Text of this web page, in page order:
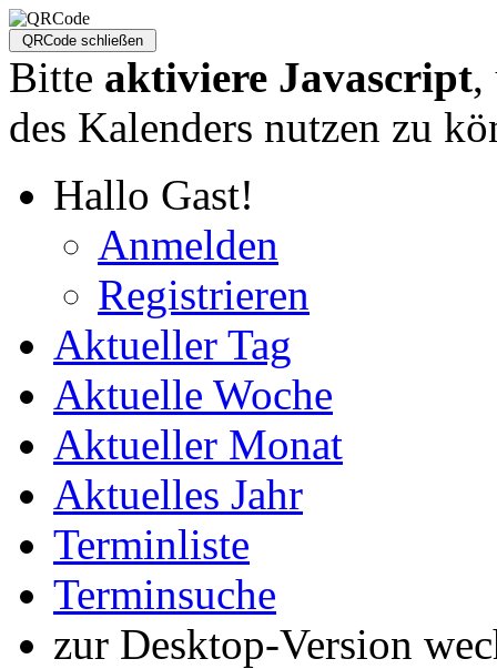
Bitte aktiviere Javascript,
des Kalenders nutzen zu
Hallo Gast!
Anmelden
Registrieren
Aktueller Tag
Aktuelle Woche
Aktueller Monat
Aktuelles Jahr
Terminliste
Terminsuche
zur Desktop-Version